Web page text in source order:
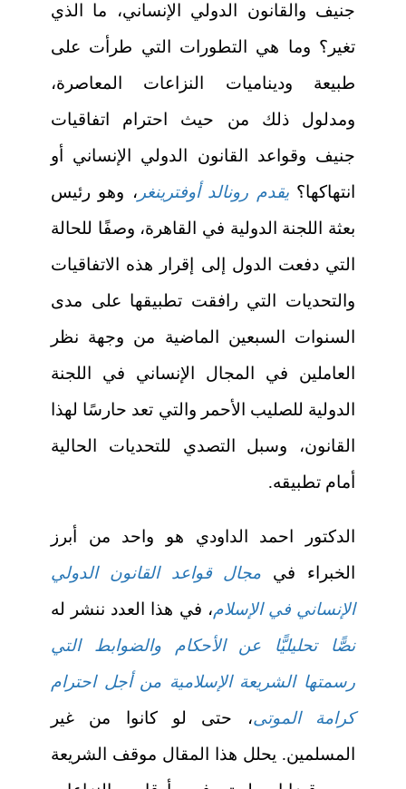
جنيف والقانون الدولي الإنساني، ما الذي
تغير؟ وما هي التطورات التي طرأت على
طبيعة وديناميات النزاعات المعاصرة،
ومدلول ذلك من حيث احترام اتفاقيات
جنيف وقواعد القانون الدولي الإنساني أو
انتهاكها؟يقدم رونالد أوفترينغر ، وهو رئيس
بعثة اللجنة الدولية في القاهرة، وصفًا للحالة
التي دفعت الدول إلى إقرار هذه الاتفاقيات
والتحديات التي رافقت تطبيقها على مدى
السنوات السبعين الماضية من وجهة نظر
العاملين في المجال الإنساني في اللجنة
الدولية للصليب الأحمر والتي تعد حارسًا لهذا
القانون، وسبل التصدي للتحديات الحالية
أمام تطبيقه.
الدكتور احمد الداودي هو واحد من أبرز
الخبراء في مجال قواعد القانون الدولي
الإنساني في الإسلام، في هذا العدد ننشر له
نصًّا تحليليًّا عن الأحكام والضوابط التي
رسمتها الشريعة الإسلامية من أجل احترام
كرامة الموتى، حتى لو كانوا من غير
المسلمين. يحلل هذا المقال موقف الشريعة